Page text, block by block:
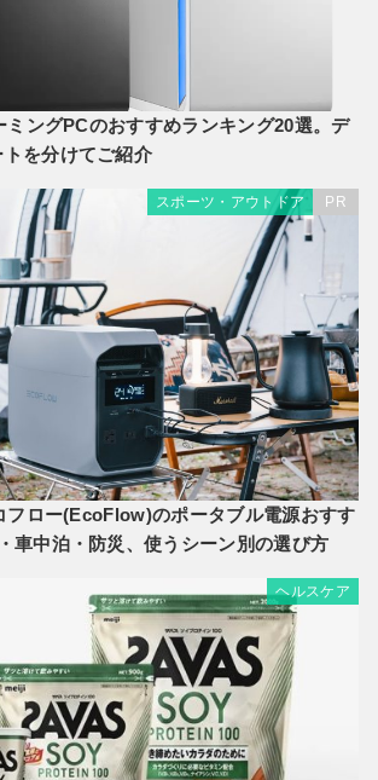
ミングPCのおすすめランキング20選。デ
を分けてご紹介
スポーツ・アウトドア PR
フロー(EcoFlow)のポータブル電源おすす
車中泊・防災、使うシーン別の選び方
ヘルスケア